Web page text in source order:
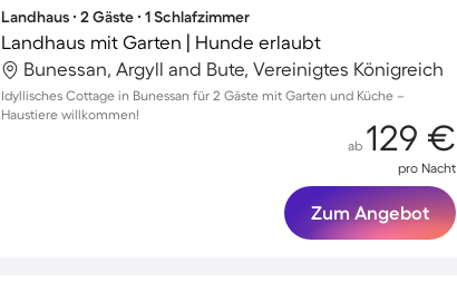
Landhaus ∙ 2 Gäste ∙ 1 Schlafzimmer
Landhaus mit Garten | Hunde erlaubt
Bunessan, Argyll and Bute, Vereinigtes Königreich
Idyllisches Cottage in Bunessan für 2 Gäste mit Garten und Küche –
Haustiere willkommen!
ab 129 €
pro Nacht
Zum Angebot